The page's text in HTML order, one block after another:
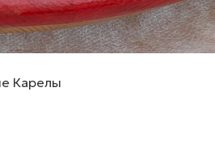
Карелы